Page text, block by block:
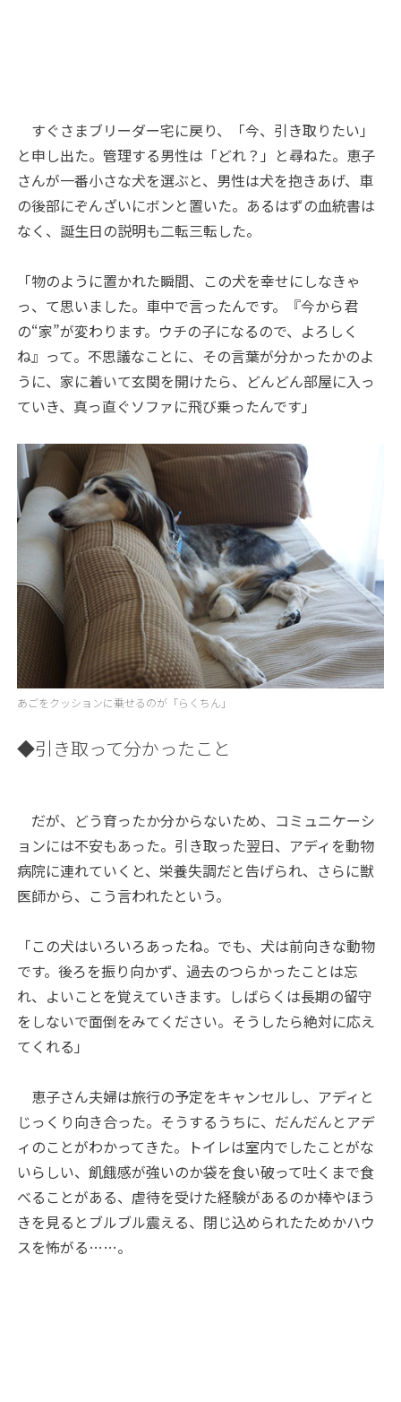
すぐさまブリーダー宅に戻り、「今、引き取りたい」
と申し出た。管理する男性は「どれ？」と尋ねた。恵子
さんが一番小さな犬を選ぶと、男性は犬を抱きあげ、車
の後部にぞんざいにボンと置いた。あるはずの血統書は
なく、誕生日の説明も二転三転した。
「物のように置かれた瞬間、この犬を幸せにしなきゃ
っ、て思いました。車中で言ったんです。『今から君
の“家”が変わります。ウチの子になるので、よろしく
ね』って。不思議なことに、その言葉が分かったかのよ
うに、家に着いて玄関を開けたら、どんどん部屋に入っ
ていき、真っ直ぐソファに飛び乗ったんです」
あごをクッションに乗せるのが「らくちん」
◆引き取って分かったこと
だが、どう育ったか分からないため、コミュニケーシ
ョンには不安もあった。引き取った翌日、アディを動物
病院に連れていくと、栄養失調だと告げられ、さらに獣
医師から、こう言われたという。
「この犬はいろいろあったね。でも、犬は前向きな動物
です。後ろを振り向かず、過去のつらかったことは忘
れ、よいことを覚えていきます。しばらくは長期の留守
をしないで面倒をみてください。そうしたら絶対に応え
てくれる」
恵子さん夫婦は旅行の予定をキャンセルし、アディと
じっくり向き合った。そうするうちに、だんだんとアデ
ィのことがわかってきた。トイレは室内でしたことがな
いらしい、飢餓感が強いのか袋を食い破って吐くまで食
べることがある、虐待を受けた経験があるのか棒やほう
きを見るとブルブル震える、閉じ込められたためかハウ
スを怖がる……。